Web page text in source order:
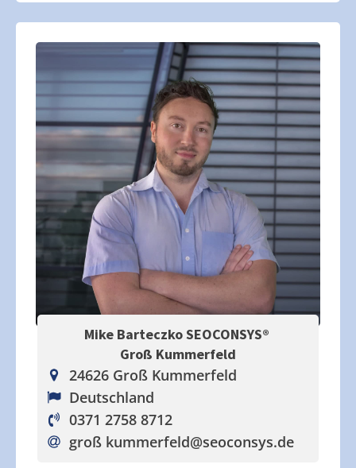
Mike Barteczko SEOCONSYS®
Groß Kummerfeld
24626 Groß Kummerfeld
Deutschland
0371 2758 8712
groß kummerfeld@seoconsys.de